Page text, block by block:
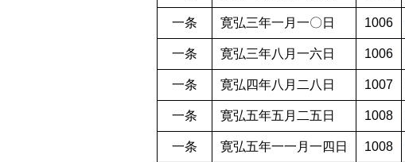
一条 寛弘三年一月一〇日 1006
一条 寛弘三年八月一六日 1006
一条 寛弘四年八月二八日 1007
一条 寛弘五年五月二五日 1008
一条 寛弘五年一一月一四日 1008